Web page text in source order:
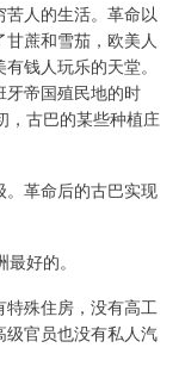
人的生活。革命以
蔗和雪茄，欧美人
钱人玩乐的天堂。
牙帝国殖民地的时
，古巴的某些种植庄
革命后的古巴实现
好的。
殊住房，没有高工
级官员也没有私人汽